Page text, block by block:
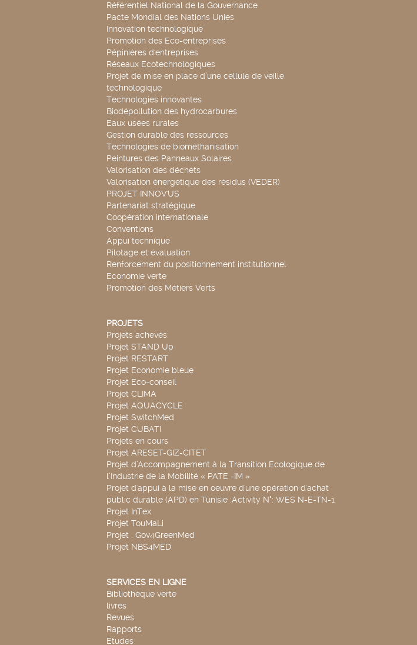
Référentiel National de la Gouvernance
Pacte Mondial des Nations Unies
Innovation technologique
Promotion des Eco-entreprises
Pépinières d'entreprises
Réseaux Ecotechnologiques
Projet de mise en place d’une cellule de veille
technologique
Technologies innovantes
Biodépollution des hydrocarbures
Eaux usées rurales
Gestion durable des ressources
Technologies de biométhanisation
Peintures des Panneaux Solaires
Valorisation des déchets
Valorisation énergétique des résidus (VEDER)
PROJET INNOV'US
Partenariat stratégique
Coopération internationale
Conventions
Appui technique
Pilotage et évaluation
Renforcement du positionnement institutionnel
Economie verte
Promotion des Métiers Verts
PROJETS
Projets achevés
Projet STAND Up
Projet RESTART
Projet Economie bleue
Projet Eco-conseil
Projet CLIMA
Projet AQUACYCLE
Projet SwitchMed
Projet CUBATI
Projets en cours
Projet ARESET-GIZ-CITET
Projet d’Accompagnement à la Transition Ecologique de
l’Industrie de la Mobilité « PATE -IM »
Projet d'appui à la mise en oeuvre d'une opération d'achat
public durable (APD) en Tunisie :Activity N°: WES N-E-TN-1
Projet InTex
Projet TouMaLi
Projet : Gov4GreenMed
Projet NBS4MED
SERVICES EN LIGNE
Bibliothèque verte
livres
Revues
Rapports
Etudes